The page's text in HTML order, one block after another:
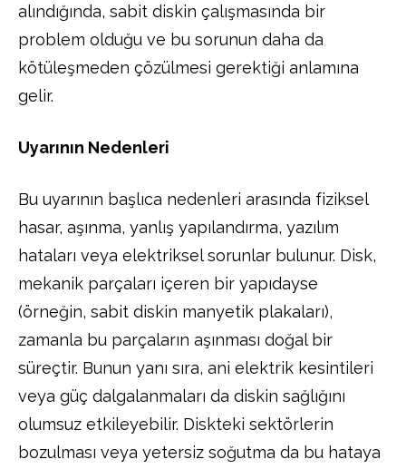
alındığında, sabit diskin çalışmasında bir
problem olduğu ve bu sorunun daha da
kötüleşmeden çözülmesi gerektiği anlamına
gelir.
Uyarının Nedenleri
Bu uyarının başlıca nedenleri arasında fiziksel
hasar, aşınma, yanlış yapılandırma, yazılım
hataları veya elektriksel sorunlar bulunur. Disk,
mekanik parçaları içeren bir yapıdayse
(örneğin, sabit diskin manyetik plakaları),
zamanla bu parçaların aşınması doğal bir
süreçtir. Bunun yanı sıra, ani elektrik kesintileri
veya güç dalgalanmaları da diskin sağlığını
olumsuz etkileyebilir. Diskteki sektörlerin
bozulması veya yetersiz soğutma da bu hataya